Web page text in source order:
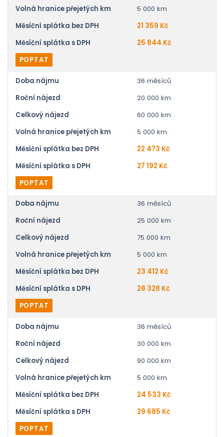
Volná hranice přejetých km
5 000 km
Měsíční splátka bez DPH
21 359 Kč
Měsíční splátka s DPH
25 844 Kč
POPTAT
Doba nájmu
36 měsíců
Roční nájezd
20 000 km
Celkový nájezd
60 000 km
Volná hranice přejetých km
5 000 km
Měsíční splátka bez DPH
22 473 Kč
Měsíční splátka s DPH
27 192 Kč
POPTAT
Doba nájmu
36 měsíců
Roční nájezd
25 000 km
Celkový nájezd
75 000 km
Volná hranice přejetých km
5 000 km
Měsíční splátka bez DPH
23 412 Kč
Měsíční splátka s DPH
28 328 Kč
POPTAT
Doba nájmu
36 měsíců
Roční nájezd
30 000 km
Celkový nájezd
90 000 km
Volná hranice přejetých km
5 000 km
Měsíční splátka bez DPH
24 533 Kč
Měsíční splátka s DPH
29 685 Kč
POPTAT